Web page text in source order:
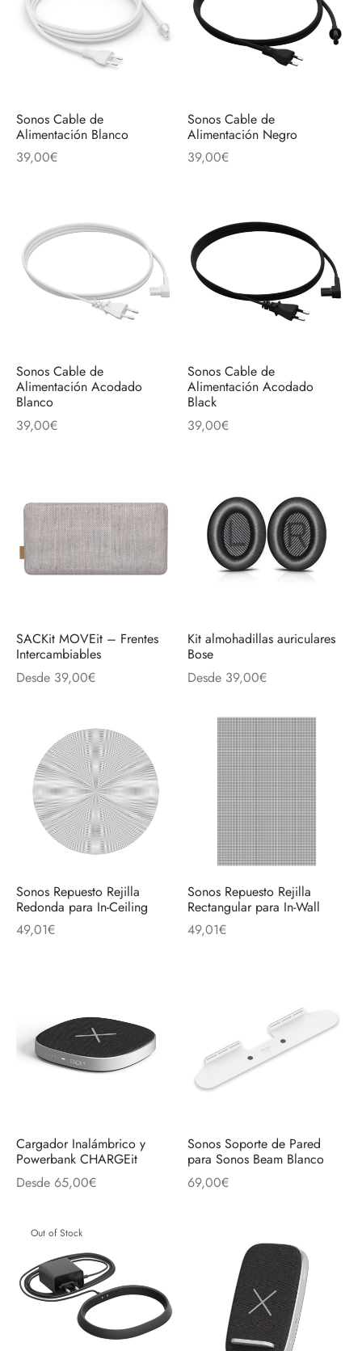
Sonos Cable de
Alimentación Blanco
39,00€
Sonos Cable de
Alimentación Negro
39,00€
Sonos Cable de
Alimentación Acodado
Blanco
39,00€
Sonos Cable de
Alimentación Acodado
Black
39,00€
SACKit MOVEit – Frentes
Intercambiables
Desde 39,00€
Kit almohadillas auriculares
Bose
Desde 39,00€
Sonos Repuesto Rejilla
Redonda para In-Ceiling
49,01€
Sonos Repuesto Rejilla
Rectangular para In-Wall
49,01€
Cargador Inalámbrico y
Powerbank CHARGEit
Desde 65,00€
Sonos Soporte de Pared
para Sonos Beam Blanco
69,00€
Out of Stock